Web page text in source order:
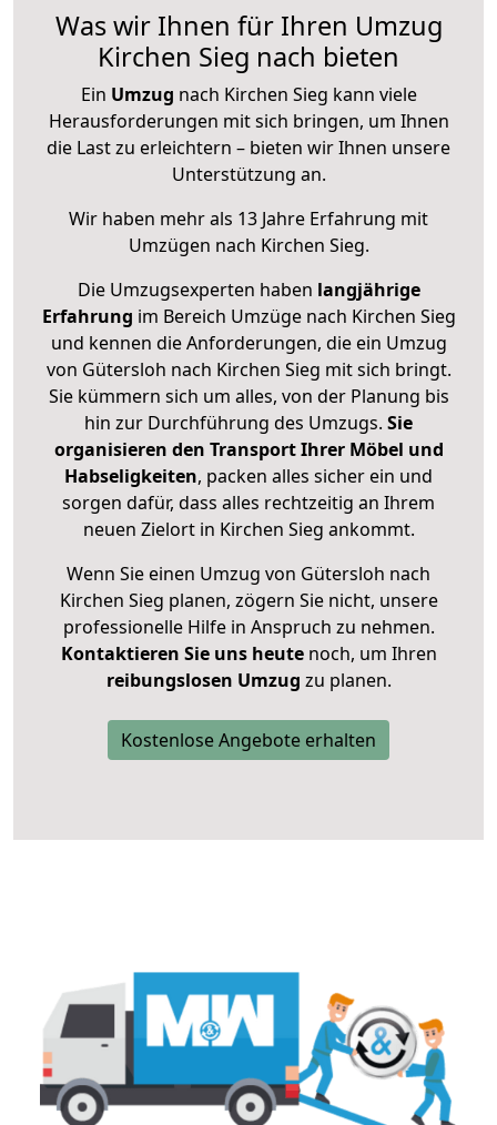
Was wir Ihnen für Ihren Umzug
Kirchen Sieg nach bieten
Ein Umzug nach Kirchen Sieg kann viele
Herausforderungen mit sich bringen, um Ihnen
die Last zu erleichtern – bieten wir Ihnen unsere
Unterstützung an.
Wir haben mehr als 13 Jahre Erfahrung mit
Umzügen nach Kirchen Sieg.
Die Umzugsexperten haben langjährige
Erfahrung im Bereich Umzüge nach Kirchen Sieg
und kennen die Anforderungen, die ein Umzug
von Gütersloh nach Kirchen Sieg mit sich bringt.
Sie kümmern sich um alles, von der Planung bis
hin zur Durchführung des Umzugs. Sie
organisieren den Transport Ihrer Möbel und
Habseligkeiten, packen alles sicher ein und
sorgen dafür, dass alles rechtzeitig an Ihrem
neuen Zielort in Kirchen Sieg ankommt.
Wenn Sie einen Umzug von Gütersloh nach
Kirchen Sieg planen, zögern Sie nicht, unsere
professionelle Hilfe in Anspruch zu nehmen.
Kontaktieren Sie uns heutenoch, um Ihren
reibungslosen Umzug zu planen.
Kostenlose Angebote erhalten